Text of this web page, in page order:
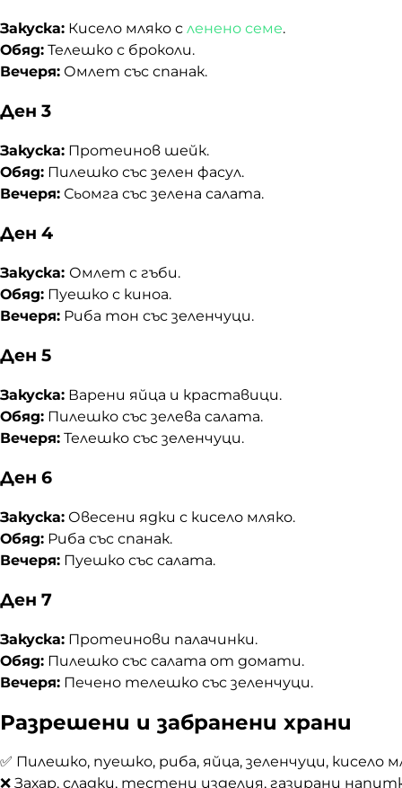
Закуска: Кисело мляко с ленено семе.
Обяд: Телешко с броколи.
Вечеря: Омлет със спанак.
Ден 3
Закуска: Протеинов шейк.
Обяд: Пилешко със зелен фасул.
Вечеря: Сьомга със зелена салата.
Ден 4
Закуска: Омлет с гъби.
Обяд: Пуешко с киноа.
Вечеря: Риба тон със зеленчуци.
Ден 5
Закуска: Варени яйца и краставици.
Обяд: Пилешко със зелева салата.
Вечеря: Телешко със зеленчуци.
Ден 6
Закуска: Овесени ядки с кисело мляко.
Обяд: Риба със спанак.
Вечеря: Пуешко със салата.
Ден 7
Закуска: Протеинови палачинки.
Обяд: Пилешко със салата от домати.
Вечеря: Печено телешко със зеленчуци.
Разрешени и забранени храни
✅ Пилешко, пуешко, риба, яйца, зеленчуци, кисело
❌ Захар, сладки, тестени изделия, газирани